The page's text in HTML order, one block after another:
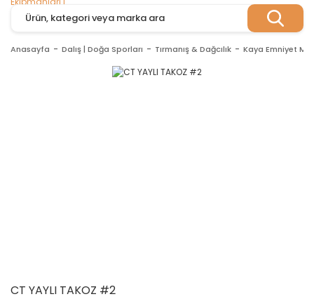
Anasayfa Dalış | Doğa Sporları Tırmanış & Dağcılık Kaya Emniyet
CT YAYLI TAKOZ #2